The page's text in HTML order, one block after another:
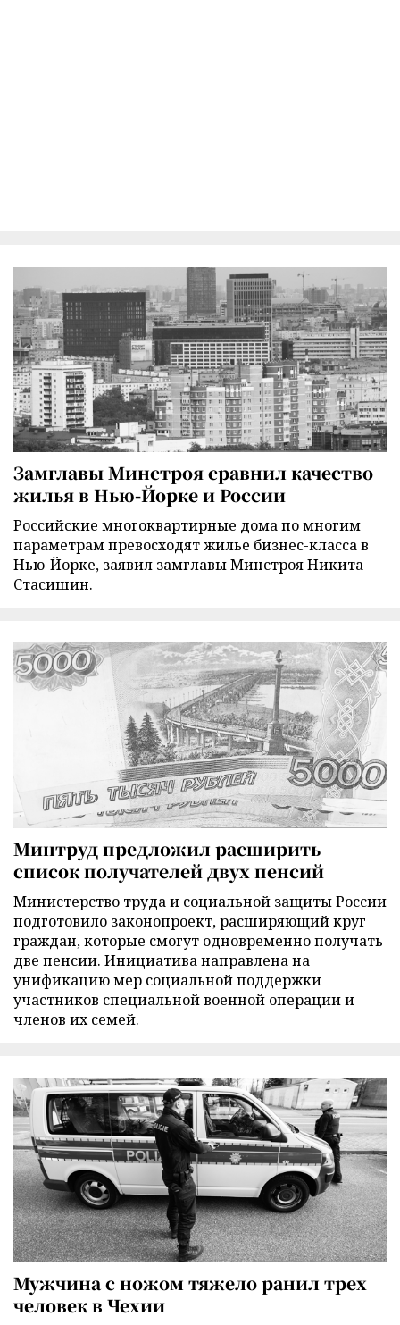
Замглавы Минстроя сравнил качество
жилья в Нью-Йорке и России
Российские многоквартирные дома по многим
параметрам превосходят жилье бизнес-класса в
Нью-Йорке, заявил замглавы Минстроя Никита
Стасишин.
Минтруд предложил расширить
список получателей двух пенсий
Министерство труда и социальной защиты России
подготовило законопроект, расширяющий круг
граждан, которые смогут одновременно получать
две пенсии. Инициатива направлена на
унификацию мер социальной поддержки
участников специальной военной операции и
членов их семей.
Мужчина с ножом тяжело ранил трех
человек в Чехии